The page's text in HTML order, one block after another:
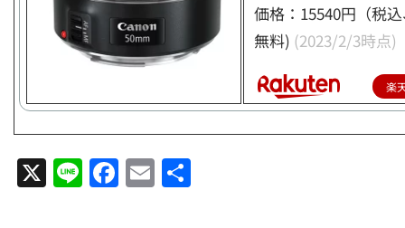
価格：15540円（税
無料) (2023/2/3時点)
楽
Line Facebook
Email